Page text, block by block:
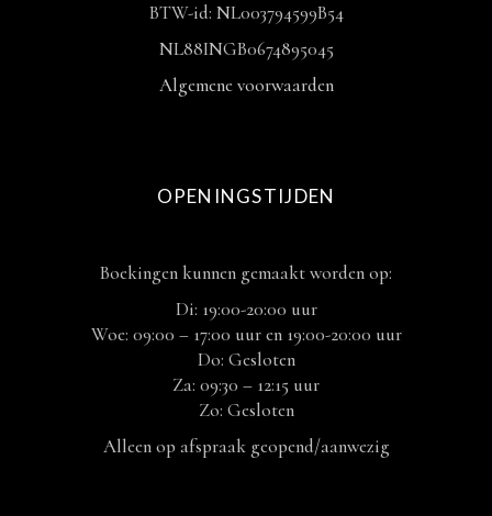
BTW-id: NL003794599B54
NL88INGB0674895045
Algemene voorwaarden
OPENINGSTIJDEN
Boekingen kunnen gemaakt worden op:
Di: 19:00-20:00 uur
Woe: 09:00 – 17:00 uur en 19:00-20:00 uur
Do: Gesloten
Za: 09:30 – 12:15 uur
Zo: Gesloten
Alleen op afspraak geopend/aanwezig